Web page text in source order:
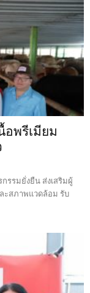
อพรีเมียม
รรมยั่งยืน ส่งเสริมผู้
ะสภาพแวดล้อม รับ